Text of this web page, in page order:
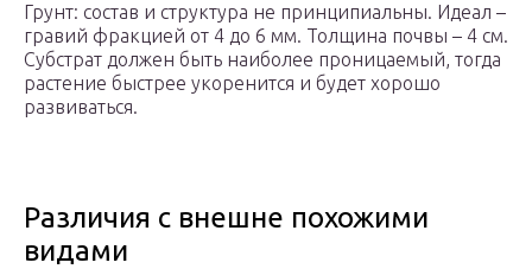
Грунт: состав и структура не принципиальны. Идеал –
гравий фракцией от 4 до 6 мм. Толщина почвы – 4 см.
Субстрат должен быть наиболее проницаемый, тогда
растение быстрее укоренится и будет хорошо
развиваться.
Различия с внешне похожими
видами